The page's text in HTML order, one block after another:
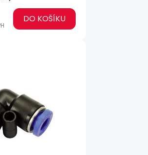
DO KOŠÍKU